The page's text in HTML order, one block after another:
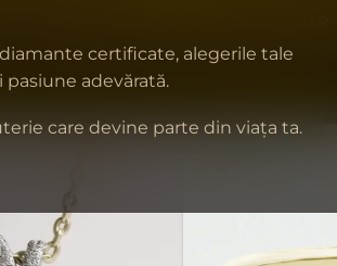
certificate, alegerile tale
adevărată.
care devine parte din viața ta.
49 Produse2 Produse24 Produse9 Produse